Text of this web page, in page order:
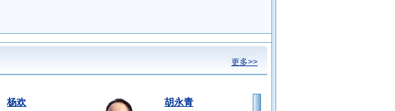
更多>>
杨欢 胡永青